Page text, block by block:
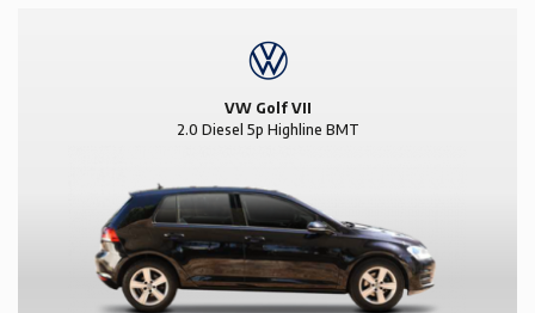
VW Golf VII
2.0 Diesel 5p Highline BMT